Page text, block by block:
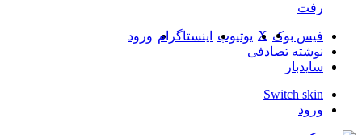
رفت
فیس بوک X یوتیوب اینستاگرام ورود
نوشته تصادفی
سایدبار
Switch skin
ورود